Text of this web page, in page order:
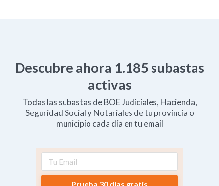
Descubre ahora 1.185 subastas
activas
Todas las subastas de BOE Judiciales, Hacienda,
Seguridad Social y Notariales de tu provincia o
municipio cada día en tu email
Prueba 30 días gratis